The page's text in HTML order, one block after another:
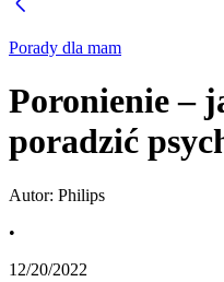
Porady dla mam
Poronienie –
poradzić
Autor: Philips
•
12/20/2022